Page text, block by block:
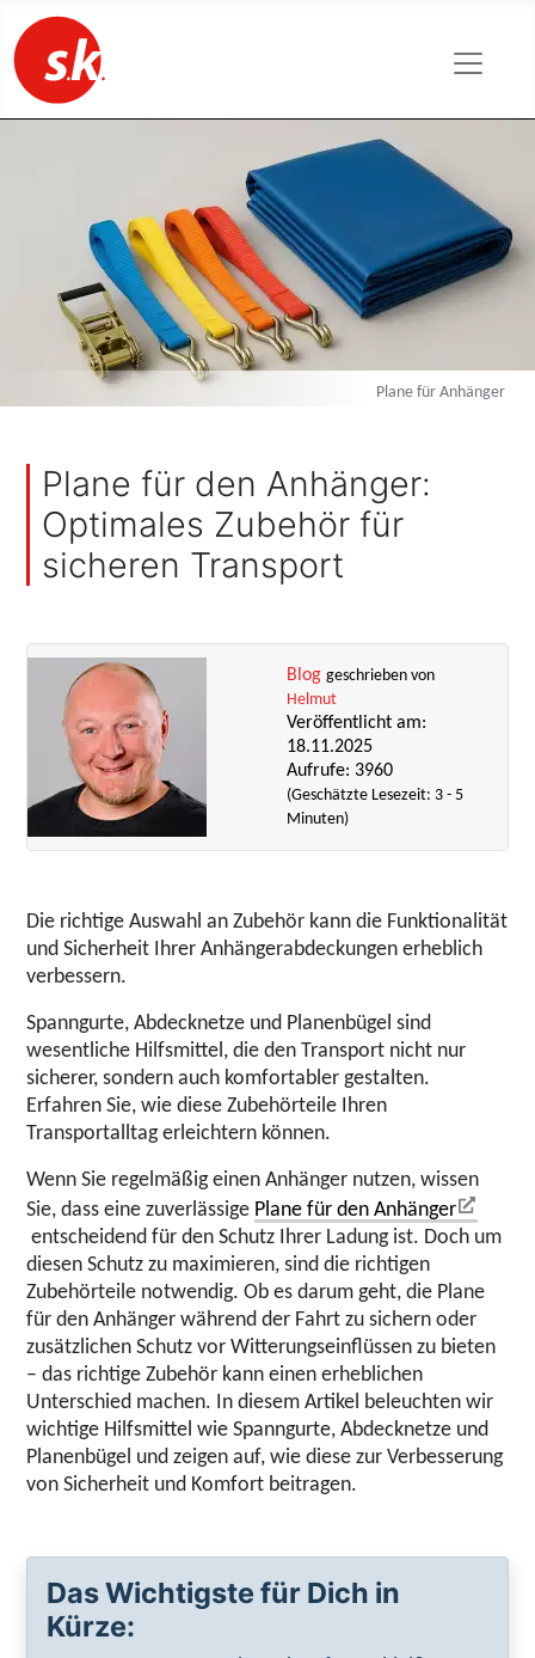
Plane für Anhänger
Plane für den Anhänger:
Optimales Zubehör für
sicheren Transport
Blog geschrieben von
Helmut
Veröffentlicht am:
18.11.2025
Aufrufe: 3960
(Geschätzte Lesezeit: 3 - 5
Minuten)
Die richtige Auswahl an Zubehör kann die Funktionalität
und Sicherheit Ihrer Anhängerabdeckungen erheblich
verbessern.
Spanngurte, Abdecknetze und Planenbügel sind
wesentliche Hilfsmittel, die den Transport nicht nur
sicherer, sondern auch komfortabler gestalten.
Erfahren Sie, wie diese Zubehörteile Ihren
Transportalltag erleichtern können.
Wenn Sie regelmäßig einen Anhänger nutzen, wissen
Sie, dass eine zuverlässige Plane für den Anhänger
entscheidend für den Schutz Ihrer Ladung ist. Doch um
diesen Schutz zu maximieren, sind die richtigen
Zubehörteile notwendig. Ob es darum geht, die Plane
für den Anhänger während der Fahrt zu sichern oder
zusätzlichen Schutz vor Witterungseinflüssen zu bieten
– das richtige Zubehör kann einen erheblichen
Unterschied machen. In diesem Artikel beleuchten wir
wichtige Hilfsmittel wie Spanngurte, Abdecknetze und
Planenbügel und zeigen auf, wie diese zur Verbesserung
von Sicherheit und Komfort beitragen.
Das Wichtigste für Dich in
Kürze: